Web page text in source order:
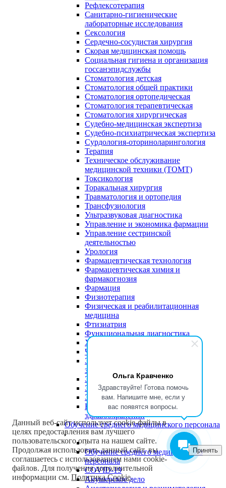
Ольга Кравченко
Здравствуйте! Готова помочь
вам. Напишите мне, если у
вас появятся вопросы.
Рефлексотерапия
Санитарно-гигиенические
лабораторные исследования
Сексология
Сердечно-сосудистая хирургия
Скорая медицинская помощь
Социальная гигиена и организация
госсанэпидслужбы
Стоматология детская
Стоматология общей практики
Стоматология ортопедическая
Стоматология терапевтическая
Стоматология хирургическая
Судебно-медицинская экспертиза
Судебно-психиатрическая экспертиза
Сурдология-оториноларингология
Терапия
Техническое обслуживание
медицинской техники (ТОМТ)
Токсикология
Торакальная хирургия
Травматология и ортопедия
Трансфузиология
Ультразвуковая диагностика
Управление и экономика фармации
Управление сестринской
деятельностью
Урология
Фармацевтическая технология
Фармацевтическая химия и
фармакогнозия
Фармация
Физиотерапия
Физическая и реабилитационная
медицина
Фтизиатрия
Функциональная диагностика
Хирургия
Челюстно-лицевая хирургия
Экономика и управление в
здравоохранении
Эндокринология
Эндоскопия
Эпидемиология
Юриспруденция в сфере
здравоохранении
Обучение среднего медицинского персонала
Обучение среднего медицинского
персонала
COVID-19
Акушерское дело
Данный веб-сайт использует cookie-файлы в
целях предоставления вам лучшего
пользовательского опыта на нашем сайте.
Продолжая использовать данный сайт, вы
соглашаетесь с использованием нами cookie-
файлов. Для получения дополнительной
информации см.Политика Cookie.
Принять